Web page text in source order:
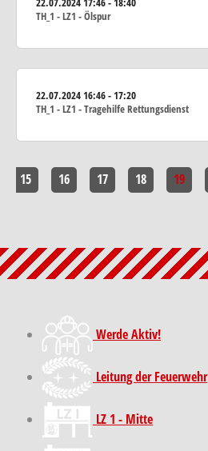
TH_1 - LZ1 - Ölspur
22.07.202416:46 - 17:20
TH_1 - LZ1 - Tragehilfe Rettungsdienst
15 16 17 18 19
Werde Aktiv!
Leitung der Feuerwehr
LZ 1 - Mitte